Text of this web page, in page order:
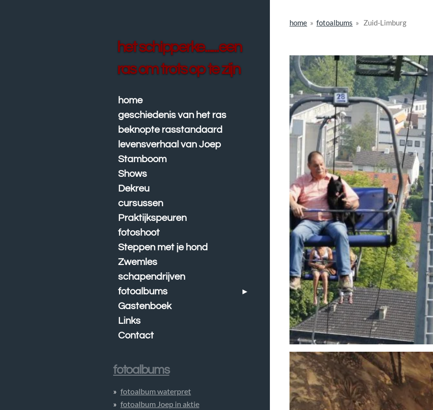
home » fotoalbums » Zuid-Limburg
het schipperke......een
ras om trots op te zijn
home
geschiedenis van het ras
beknopte rasstandaard
levensverhaal van Joep
Stamboom
Shows
Dekreu
cursussen
Praktijkspeuren
fotoshoot
Steppen met je hond
Zwemles
schapendrijven
fotoalbums
Gastenboek
Links
Contact
fotoalbums
fotoalbum waterpret
fotoalbum Joep in aktie